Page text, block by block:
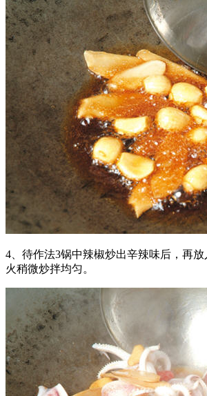
4、待作法3锅中辣椒炒出辛辣味后，再
火稍微炒拌均匀。